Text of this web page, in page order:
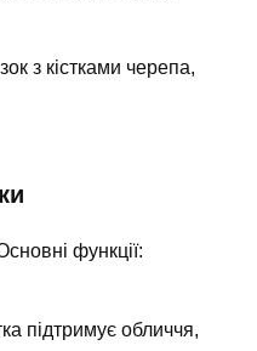
з кістками черепа,
функції:
підтримує обличчя,